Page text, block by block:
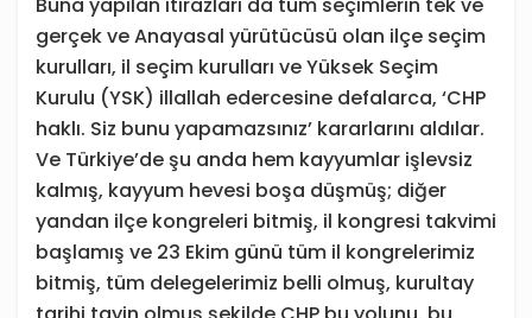
Buna yapılan itirazları da tüm seçimlerin tek ve
gerçek ve Anayasal yürütücüsü olan ilçe seçim
kurulları, il seçim kurulları ve Yüksek Seçim
Kurulu (YSK) illallah edercesine defalarca, ‘CHP
haklı. Siz bunu yapamazsınız’ kararlarını aldılar.
Ve Türkiye’de şu anda hem kayyumlar işlevsiz
kalmış, kayyum hevesi boşa düşmüş; diğer
yandan ilçe kongreleri bitmiş, il kongresi takvimi
başlamış ve 23 Ekim günü tüm il kongrelerimiz
bitmiş, tüm delegelerimiz belli olmuş, kurultay